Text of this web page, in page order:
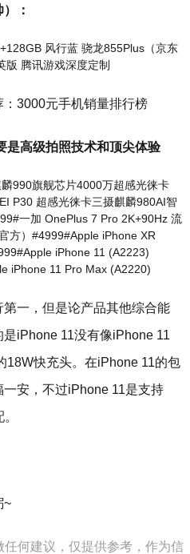
：
风行蓝 骁龙855Plus（京东
版 腾讯游戏深度定制
3000元手机销量排行榜
是高级拍照技术和顶尖体验
990旗舰芯片4000万超感光徕卡
P30 超感光徕卡三摄麒麟980AI智
一加 OnePlus 7 Pro 2K+90Hz 流
方）#4999#Apple iPhone XR
iPhone 11 (A2223)
iPhone 11 Pro Max (A2220)
一，但是论产品其他综合能
iPhone 11没有像iPhone 11
18W快充头。在iPhone 11的包
安，不过iPhone 11是支持
~
何建议，仅提供参考，作为信